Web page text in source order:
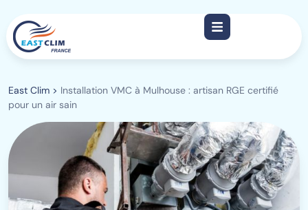
East Clim > Installation VMC à Mulhouse : artisan RGE certifié
pour un air sain